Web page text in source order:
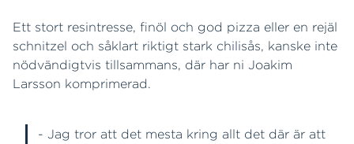
Ett stort resintresse, finöl och god pizza eller en rejäl
schnitzel och såklart riktigt stark chilisås, kanske inte
nödvändigtvis tillsammans, där har ni Joakim
Larsson komprimerad.
- Jag tror att det mesta kring allt det där är att